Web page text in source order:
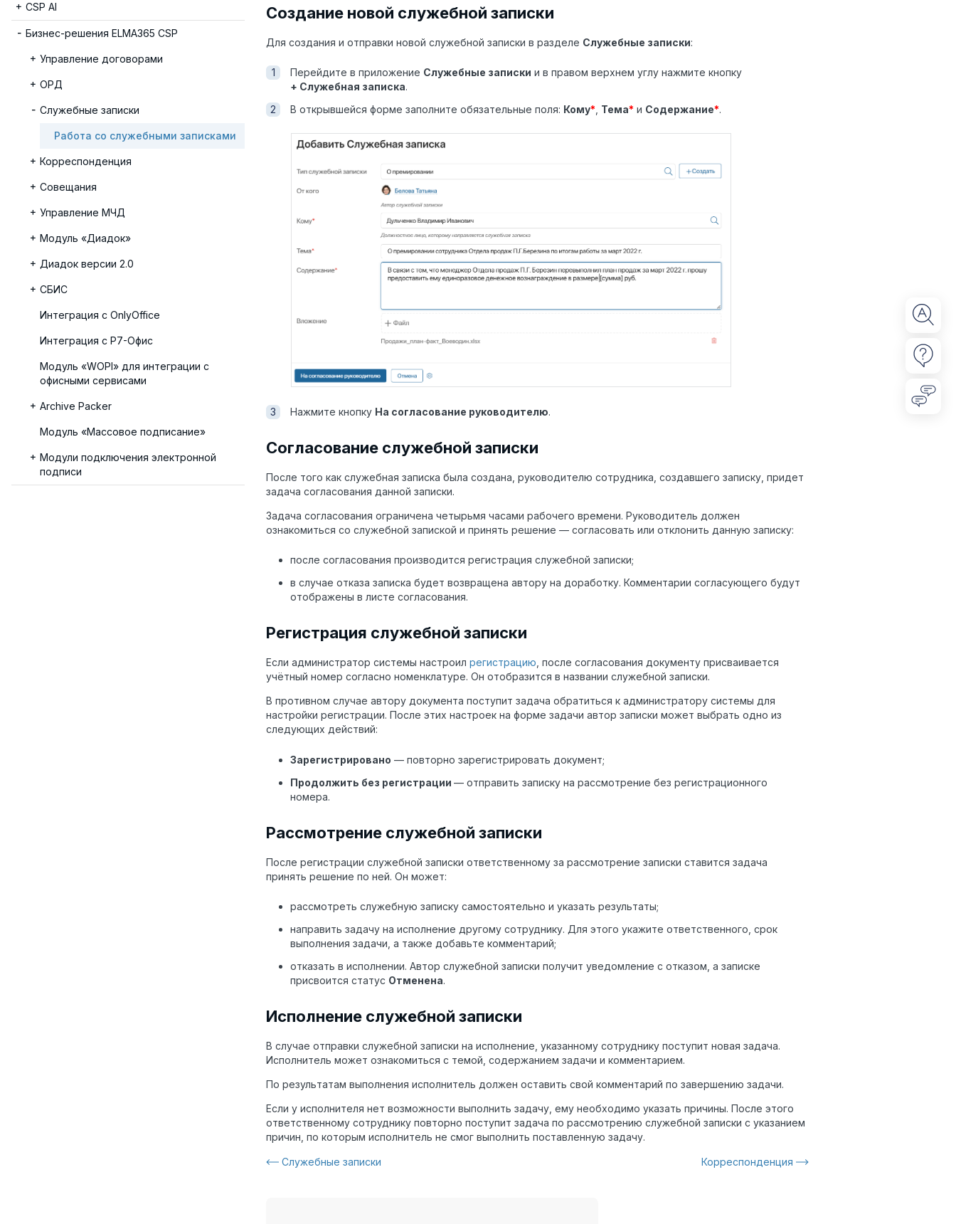
CSP AI
Бизнес-решения ELMA365 CSP
Управление договорами
ОРД
Служебные записки
Работа со служебными записками
Корреспонденция
Совещания
Управление МЧД
Модуль «Диадок»
Диадок версии 2.0
СБИС
Интеграция с OnlyOffice
Интеграция с Р7-Офис
Модуль «WOPI» для интеграции с
офисными сервисами
Archive Packer
Модуль «Массовое подписание»
Модули подключения электронной
подписи
Создание новой служебной записки
Для создания и отправки новой служебной записки в разделе Служебные записки:
Перейдите в приложение Служебные записки и в правом верхнем углу нажмите кнопку
+ Служебная записка.
В открывшейся форме заполните обязательные поля: Кому*, Тема* и Содержание*.
Нажмите кнопку На согласование руководителю.
Согласование служебной записки
После того как служебная записка была создана, руководителю сотрудника, создавшего записку, придет
задача согласования данной записки.
Задача согласования ограничена четырьмя часами рабочего времени. Руководитель должен
ознакомиться со служебной запиской и принять решение — согласовать или отклонить данную записку:
после согласования производится регистрация служебной записки;
в случае отказа записка будет возвращена автору на доработку. Комментарии согласующего будут
отображены в листе согласования.
Регистрация служебной записки
Если администратор системы настроил регистрацию , после согласования документу присваивается
учётный номер согласно номенклатуре. Он отобразится в названии служебной записки.
В противном случае автору документа поступит задача обратиться к администратору системы для
настройки регистрации. После этих настроек на форме задачи автор записки может выбрать одно из
следующих действий:
Зарегистрировано — повторно зарегистрировать документ;
Продолжить без регистрации — отправить записку на рассмотрение без регистрационного
номера.
Рассмотрение служебной записки
После регистрации служебной записки ответственному за рассмотрение записки ставится задача
принять решение по ней. Он может:
рассмотреть служебную записку самостоятельно и указать результаты;
направить задачу на исполнение другому сотруднику. Для этого укажите ответственного, срок
выполнения задачи, а также добавьте комментарий;
отказать в исполнении. Автор служебной записки получит уведомление с отказом, а записке
присвоится статус Отменена.
Исполнение служебной записки
В случае отправки служебной записки на исполнение, указанному сотруднику поступит новая задача.
Исполнитель может ознакомиться с темой, содержанием задачи и комментарием.
По результатам выполнения исполнитель должен оставить свой комментарий по завершению задачи.
Если у исполнителя нет возможности выполнить задачу, ему необходимо указать причины. После этого
ответственному сотруднику повторно поступит задача по рассмотрению служебной записки с указанием
причин, по которым исполнитель не смог выполнить поставленную задачу.
Служебные записки Корреспонденция